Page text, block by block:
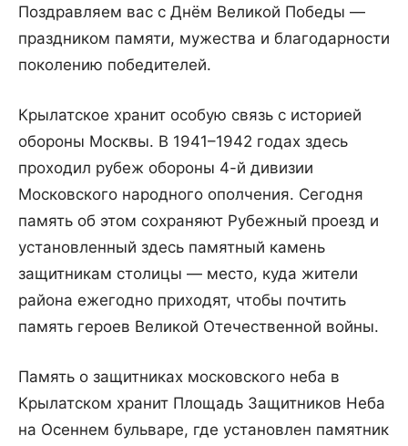
Поздравляем вас с Днём Великой Победы —
праздником памяти, мужества и благодарности
поколению победителей.
Крылатское хранит особую связь с историей
обороны Москвы. В 1941–1942 годах здесь
проходил рубеж обороны 4-й дивизии
Московского народного ополчения. Сегодня
память об этом сохраняют Рубежный проезд и
установленный здесь памятный камень
защитникам столицы — место, куда жители
района ежегодно приходят, чтобы почтить
память героев Великой Отечественной войны.
Память о защитниках московского неба в
Крылатском хранит Площадь Защитников Неба
на Осеннем бульваре, где установлен памятник